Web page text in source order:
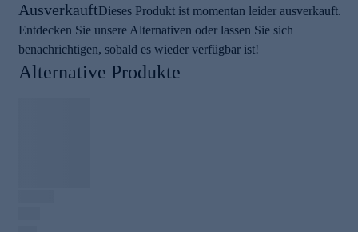
AusverkauftDieses Produkt ist momentan leider ausverkauft.
Entdecken Sie unsere Alternativen oder lassen Sie sich
benachrichtigen, sobald es wieder verfügbar ist!
Alternative Produkte